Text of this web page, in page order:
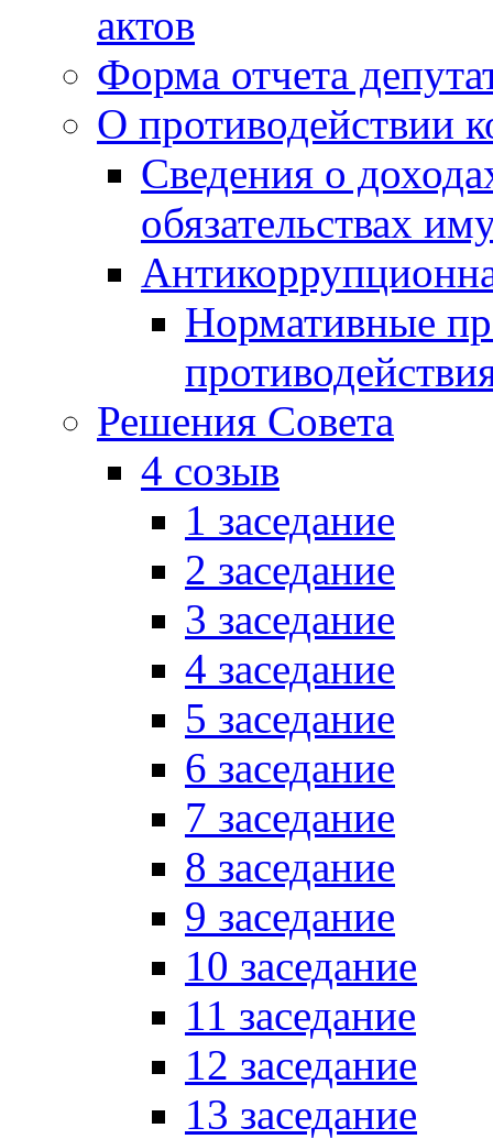
актов
Форма отчета
О противодействии
Сведения о
обязательствах
Нормативные
Решения Совета
4 созыв
1 заседание
2 заседание
3 заседание
4 заседание
5 заседание
6 заседание
7 заседание
8 заседание
9 заседание
10 заседание
11 заседание
12 заседание
13 заседание